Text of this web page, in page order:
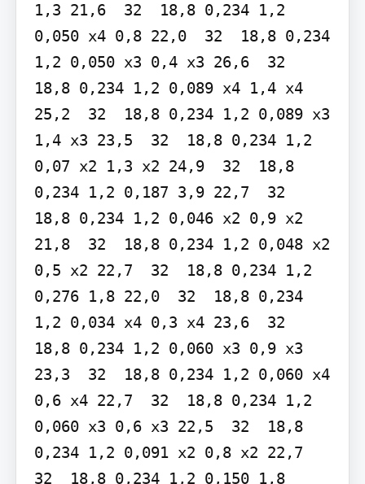
1,3 21,6  32  18,8 0,234 1,2
0,050 x4 0,8 22,0  32  18,8 0,234
1,2 0,050 x3 0,4 x3 26,6  32
18,8 0,234 1,2 0,089 x4 1,4 x4
25,2  32  18,8 0,234 1,2 0,089 x3
1,4 x3 23,5  32  18,8 0,234 1,2
0,07 x2 1,3 x2 24,9  32  18,8
0,234 1,2 0,187 3,9 22,7  32
18,8 0,234 1,2 0,046 x2 0,9 x2
21,8  32  18,8 0,234 1,2 0,048 x2
0,5 x2 22,7  32  18,8 0,234 1,2
0,276 1,8 22,0  32  18,8 0,234
1,2 0,034 x4 0,3 x4 23,6  32
18,8 0,234 1,2 0,060 x3 0,9 x3
23,3  32  18,8 0,234 1,2 0,060 x4
0,6 x4 22,7  32  18,8 0,234 1,2
0,060 x3 0,6 x3 22,5  32  18,8
0,234 1,2 0,091 x2 0,8 x2 22,7
32  18,8 0,234 1,2 0,150 1,8